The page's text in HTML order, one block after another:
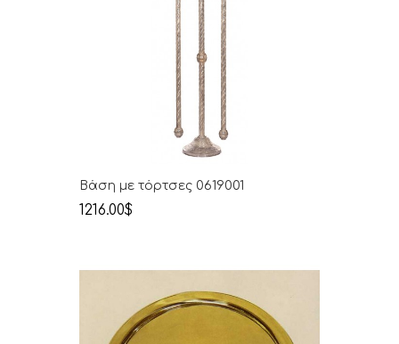
Βάση με τόρτσες 0619001
1216.00$